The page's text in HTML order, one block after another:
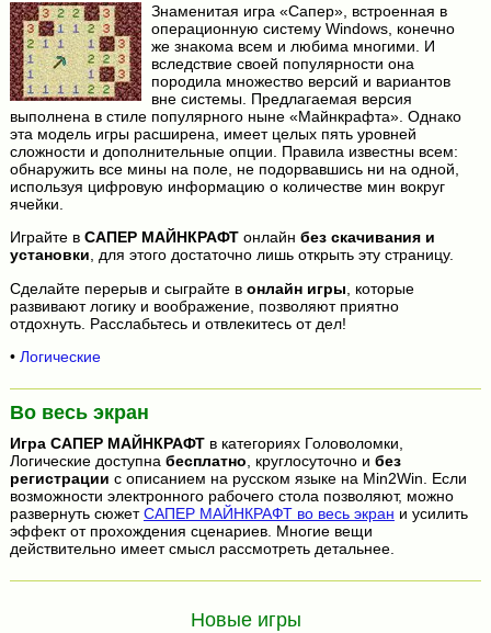
Знаменитая игра «Сапер», встроенная в
операционную систему Windows, конечно
же знакома всем и любима многими. И
вследствие своей популярности она
породила множество версий и вариантов
вне системы. Предлагаемая версия
выполнена в стиле популярного ныне «Майнкрафта». Однако
эта модель игры расширена, имеет целых пять уровней
сложности и дополнительные опции. Правила известны всем:
обнаружить все мины на поле, не подорвавшись ни на одной,
используя цифровую информацию о количестве мин вокруг
ячейки.
Играйте в САПЕР МАЙНКРАФТонлайн без скачивания и
установки , для этого достаточно лишь открыть эту страницу.
Сделайте перерыв и сыграйте в онлайн игры , которые
развивают логику и воображение, позволяют приятно
отдохнуть. Расслабьтесь и отвлекитесь от дел!
• Логические
Во весь экран
Игра САПЕР МАЙНКРАФТв категориях Головоломки,
Логические доступна бесплатно , круглосуточно и без
регистрации с описанием на русском языке на Min2Win. Если
возможности электронного рабочего стола позволяют, можно
развернуть сюжетСАПЕР МАЙНКРАФТ во весь экран и усилить
эффект от прохождения сценариев. Многие вещи
действительно имеет смысл рассмотреть детальнее.
Новые игры